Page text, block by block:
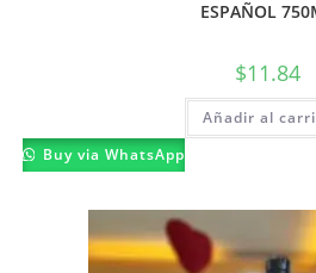
ESPAÑOL
$11.84
Añadir al
Buy via WhatsApp